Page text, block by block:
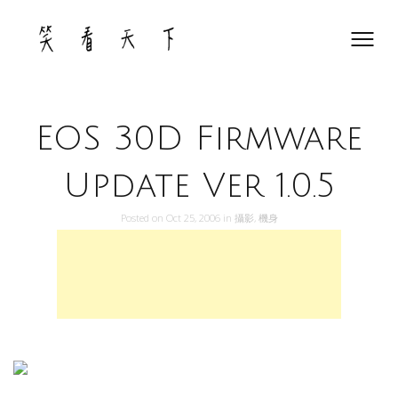
content
EOS 30D Firmware
Update Ver 1.0.5
Posted on Oct 25, 2006 in 攝影, 機身